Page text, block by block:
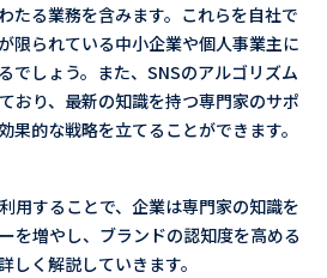
たる業務を含みます。これらを自社で
限られている中小企業や個人事業主に
でしょう。また、SNSのアルゴリズム
おり、最新の知識を持つ専門家のサポ
果的な戦略を立てることができます。
用することで、企業は専門家の知識を
を増やし、ブランドの認知度を高める
しく解説していきます。